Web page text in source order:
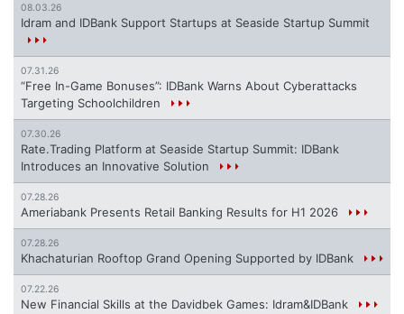
08.03.26
Idram and IDBank Support Startups at Seaside Startup Summit
07.31.26
“Free In-Game Bonuses”: IDBank Warns About Cyberattacks
Targeting Schoolchildren
07.30.26
Rate.Trading Platform at Seaside Startup Summit: IDBank
Introduces an Innovative Solution
07.28.26
Ameriabank Presents Retail Banking Results for H1 2026
07.28.26
Khachaturian Rooftop Grand Opening Supported by IDBank
07.22.26
New Financial Skills at the Davidbek Games: Idram&IDBank